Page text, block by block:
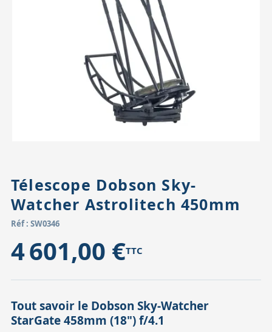
Accessoires pour montures
Télescope Dobson Sky-
Watcher Astrolitech 450mm
Réf : SW0346
4 601,00 €TTC
Tout savoir le Dobson Sky-Watcher
StarGate 458mm (18") f/4.1